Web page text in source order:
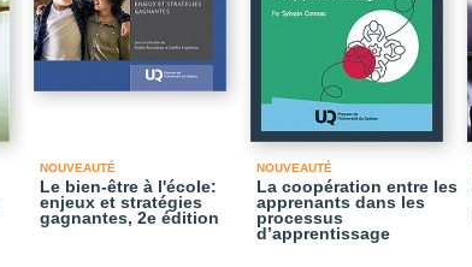
NOUVEAUTÉ
Le bien-être à l'école:
enjeux et stratégies
gagnantes, 2e édition
NOUVEAUTÉ
La coopération entre les
apprenants dans les
processus
d’apprentissage